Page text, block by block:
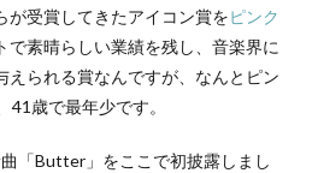
が受賞してきたアイコン賞をピンク
で素晴らしい業績を残し、音楽界に
えられる賞なんですが、なんとピン
歳で最年少です。
「Butter」をここで初披露しまし